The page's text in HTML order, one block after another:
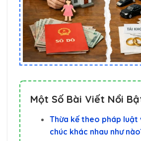
Một Số Bài Viết Nổi
Thừa kế theo pháp luật
chúc khác nhau như